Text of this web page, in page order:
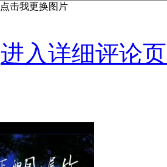
进入详细评论